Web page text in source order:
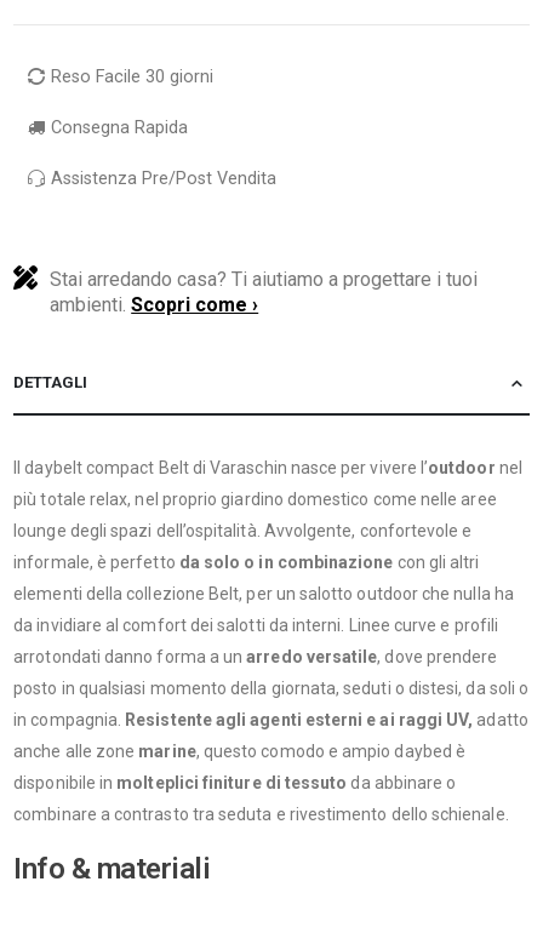
Reso Facile 30 giorni
Consegna Rapida
Assistenza Pre/Post Vendita
Stai arredando casa? Ti aiutiamo a progettare i tuoi
ambienti.Scopri come ›
DETTAGLI
Il daybelt compact Belt di Varaschin nasce per vivere l’outdoor nel
più totale relax, nel proprio giardino domestico come nelle aree
lounge degli spazi dell’ospitalità. Avvolgente, confortevole e
informale, è perfetto da solo o in combinazione con gli altri
elementi della collezione Belt, per un salotto outdoor che nulla ha
da invidiare al comfort dei salotti da interni. Linee curve e profili
arrotondati danno forma a unarredo versatile, dove prendere
posto in qualsiasi momento della giornata, seduti o distesi, da soli o
in compagnia.
Resistente agli agenti esterni e ai raggi UV, adatto
anche alle zone marine, questo comodo e ampio daybed è
disponibile in molteplici finiture di tessuto da abbinare o
combinare a contrasto tra seduta e rivestimento dello schienale.
Info & materiali